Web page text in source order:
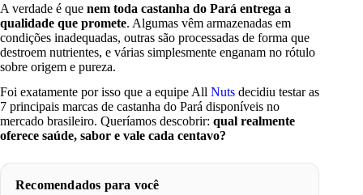
A verdade é que nem toda castanha do Pará entrega a
qualidade que promete. Algumas vêm armazenadas em
condições inadequadas, outras são processadas de forma que
destroem nutrientes, e várias simplesmente enganam no rótulo
sobre origem e pureza.
Foi exatamente por isso que a equipe All Nuts decidiu testar as
7 principais marcas de castanha do Pará disponíveis no
mercado brasileiro. Queríamos descobrir: qual realmente
oferece saúde, sabor e vale cada centavo?
Recomendados para você